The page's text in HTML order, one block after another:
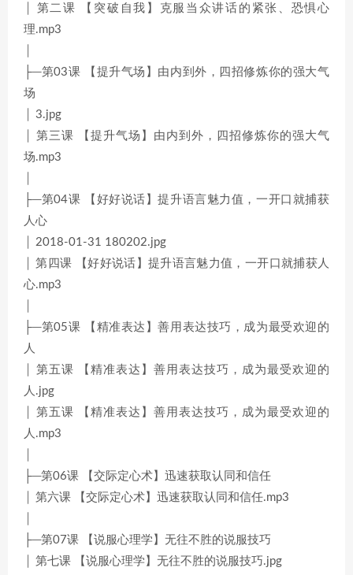
│ 第二课 【突破自我】克服当众讲话的紧张、恐惧心
理.mp3
├─第03课 【提升气场】由内到外，四招修炼你的强大气
场
│ 3.jpg
│ 第三课 【提升气场】由内到外，四招修炼你的强大气
场.mp3
├─第04课 【好好说话】提升语言魅力值，一开口就捕获
人心
│ 2018-01-31 180202.jpg
│ 第四课 【好好说话】提升语言魅力值，一开口就捕获人
心.mp3
├─第05课 【精准表达】善用表达技巧，成为最受欢迎的
人
│ 第五课 【精准表达】善用表达技巧，成为最受欢迎的
人.jpg
│ 第五课 【精准表达】善用表达技巧，成为最受欢迎的
人.mp3
├─第06课 【交际定心术】迅速获取认同和信任
│ 第六课 【交际定心术】迅速获取认同和信任.mp3
├─第07课 【说服心理学】无往不胜的说服技巧
│ 第七课 【说服心理学】无往不胜的说服技巧.jpg